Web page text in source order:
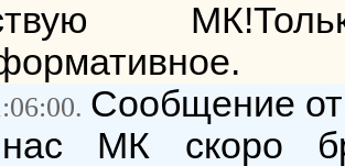
Сообщение
МК скоро